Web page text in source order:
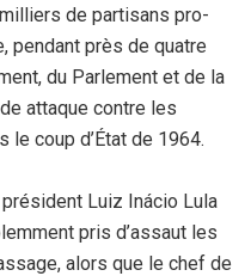
de partisans pro-
pendant près de quatre
du Parlement et de la
attaque contre les
coup d’État de 1964.
Luiz Inácio Lula
pris d’assaut les
alors que le chef de